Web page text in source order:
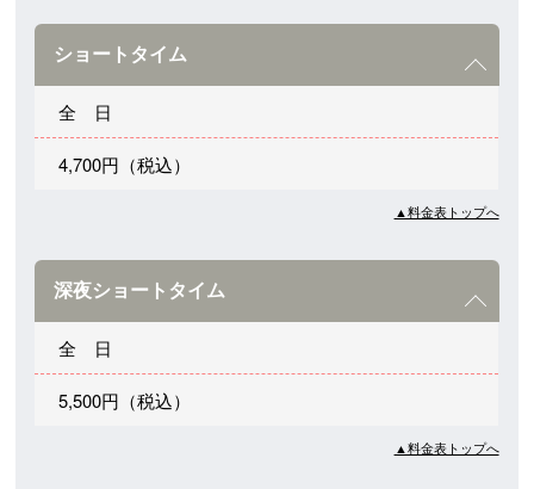
ショートタイム
全 日
4,700円（税込）
▲料金表トップへ
深夜ショートタイム
全 日
5,500円（税込）
▲料金表トップへ